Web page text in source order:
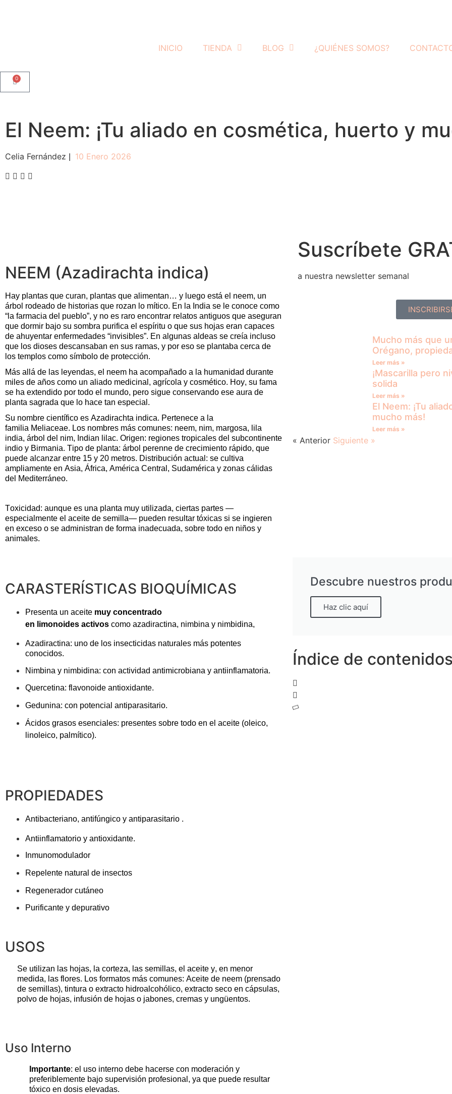
INICIO TIENDA BLOG ¿QUIÉNES SOMOS?
0
El Neem: ¡Tu aliado en cosmética, huerto y
Celia Fernández 10 Enero 2026
NEEM (Azadirachta indica)
Hay plantas que curan, plantas que alimentan… y luego está el neem, un
árbol rodeado de historias que rozan lo mítico. En la India se le conoce como
“la farmacia del pueblo”, y no es raro encontrar relatos antiguos que aseguran
que dormir bajo su sombra purifica el espíritu o que sus hojas eran capaces
de ahuyentar enfermedades “invisibles”. En algunas aldeas se creía incluso
que los dioses descansaban en sus ramas, y por eso se plantaba cerca de
los templos como símbolo de protección.
Más allá de las leyendas, el neem ha acompañado a la humanidad durante
miles de años como un aliado medicinal, agrícola y cosmético. Hoy, su fama
se ha extendido por todo el mundo, pero sigue conservando ese aura de
planta sagrada que lo hace tan especial.
Su nombre científico es Azadirachta indica. Pertenece a la
familia Meliaceae. Los nombres más comunes: neem, nim, margosa, lila
india, árbol del nim, Indian lilac. Origen: regiones tropicales del subcontinente
indio y Birmania. Tipo de planta: árbol perenne de crecimiento rápido, que
puede alcanzar entre 15 y 20 metros. Distribución actual: se cultiva
ampliamente en Asia, África, América Central, Sudamérica y zonas cálidas
del Mediterráneo.
Toxicidad: aunque es una planta muy utilizada, ciertas partes —
especialmente el aceite de semilla— pueden resultar tóxicas si se ingieren
en exceso o se administran de forma inadecuada, sobre todo en niños y
animales.
CARASTERÍSTICAS BIOQUÍMICAS
Presenta un aceite muy concentrado
en limonoides activos como azadiractina, nimbina y nimbidina,
Azadiractina: uno de los insecticidas naturales más potentes
conocidos.
Nimbina y nimbidina: con actividad antimicrobiana y antiinflamatoria.
Quercetina: flavonoide antioxidante.
Gedunina: con potencial antiparasitario.
Ácidos grasos esenciales: presentes sobre todo en el aceite (oleico,
linoleico, palmítico).
PROPIEDADES
Antibacteriano, antifúngico y antiparasitario .
Antiinflamatorio y antioxidante.
Inmunomodulador
Repelente natural de insectos
Regenerador cutáneo
Purificante y depurativo
USOS
Se utilizan las hojas, la corteza, las semillas, el aceite y, en menor
medida, las flores. Los formatos más comunes: Aceite de neem (prensado
de semillas), tintura o extracto hidroalcohólico, extracto seco en cápsulas,
polvo de hojas, infusión de hojas o jabones, cremas y ungüentos.
Uso Interno
Importante: el uso interno debe hacerse con moderación y
preferiblemente bajo supervisión profesional, ya que puede resultar
tóxico en dosis elevadas.
Suscríbete
a nuestra newsletter semanal
Mucho más que
Orégano,
Leer más »
¡Mascarilla pero
solida
Leer más »
El Neem: ¡Tu
mucho más!
Leer más »
« Anterior Siguiente »
Descubre nuestros
Haz clic aquí
Índice de contenidos